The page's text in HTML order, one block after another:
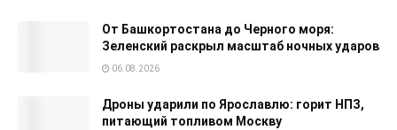
От Башкортостана до Черного моря:
Зеленский раскрыл масштаб ночных ударов
06.08.2026
Дроны ударили по Ярославлю: горит НПЗ,
питающий топливом Москву